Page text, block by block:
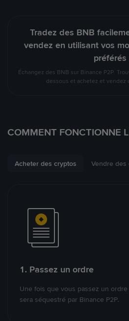
Tradez des BNB
vendez en utilisant vos
préférés
Échangez des BNB sur Binance P2P.
dessous et achetez et vendez
COMMENT FONCTIONNE
Acheter des cryptos Vendre des
1. Passez un ordre
Une fois que vous passez un
sera séquestré par Binance P2P.